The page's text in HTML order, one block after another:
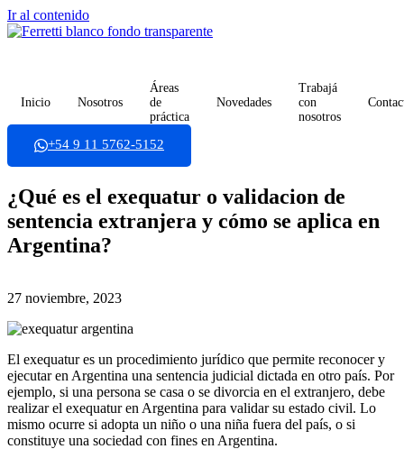
Ir al contenido
Inicio Nosotros
Áreas
de
práctica
Novedades
Trabajá
con
nosotros
+54 9 11 5762-5152
¿Qué es el exequatur o validacion de
sentencia extranjera y cómo se aplica en
Argentina?
27 noviembre, 2023
El exequatur es un procedimiento jurídico que permite reconocer y
ejecutar en Argentina una sentencia judicial dictada en otro país. Por
ejemplo, si una persona se casa o se divorcia en el extranjero, debe
realizar el exequatur en Argentina para validar su estado civil. Lo
mismo ocurre si adopta un niño o una niña fuera del país, o si
constituye una sociedad con fines en Argentina.